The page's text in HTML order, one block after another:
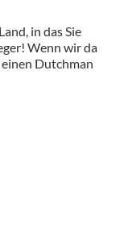
in das Sie
Wenn wir da
Dutchman